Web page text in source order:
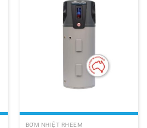
BƠM NHIỆT RHEEM